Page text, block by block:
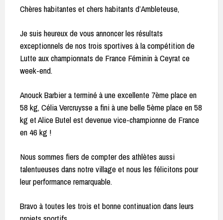
Chères habitantes et chers habitants d’Ambleteuse,
Je suis heureux de vous annoncer les résultats
exceptionnels de nos trois sportives à la compétition de
Lutte aux championnats de France Féminin à Ceyrat ce
week-end.
Anouck Barbier a terminé à une excellente 7ème place en
58 kg, Célia Vercruysse a fini à une belle 5ème place en 58
kg et Alice Butel est devenue vice-championne de France
en 46 kg !
Nous sommes fiers de compter des athlètes aussi
talentueuses dans notre village et nous les félicitons pour
leur performance remarquable.
Bravo à toutes les trois et bonne continuation dans leurs